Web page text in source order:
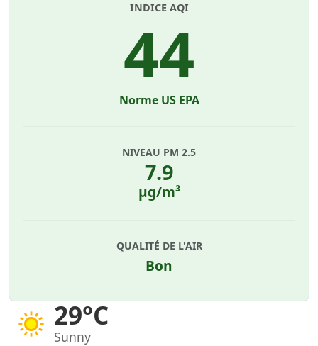
29°C
Sunny
INDICE AQI
44
Norme US EPA
NIVEAU PM 2.5
7.9
µg/m³
QUALITÉ DE L'AIR
Bon